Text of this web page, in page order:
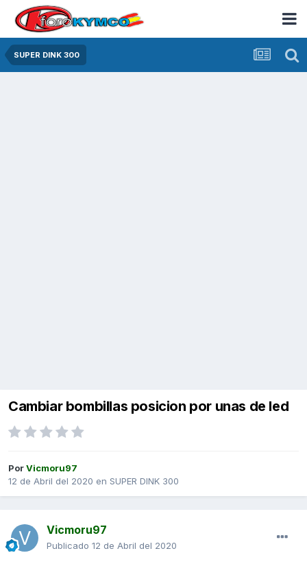
SUPER DINK 300
Cambiar bombillas posicion por unas de led
PorVicmoru97
12 de Abril del 2020 en SUPER DINK 300
Vicmoru97
Publicado 12 de Abril del 2020